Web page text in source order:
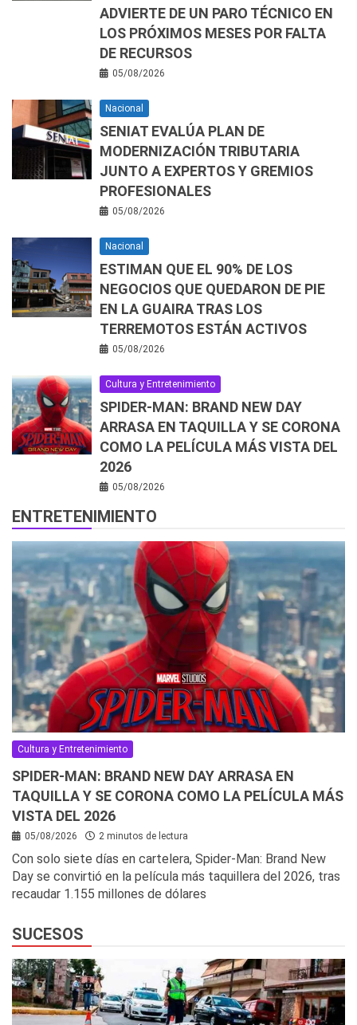
ADVIERTE DE UN PARO TÉCNICO EN
LOS PRÓXIMOS MESES POR FALTA
DE RECURSOS
05/08/2026
Nacional
SENIAT EVALÚA PLAN DE
MODERNIZACIÓN TRIBUTARIA
JUNTO A EXPERTOS Y GREMIOS
PROFESIONALES
05/08/2026
Nacional
ESTIMAN QUE EL 90% DE LOS
NEGOCIOS QUE QUEDARON DE PIE
EN LA GUAIRA TRAS LOS
TERREMOTOS ESTÁN ACTIVOS
05/08/2026
Cultura y Entretenimiento
SPIDER-MAN: BRAND NEW DAY
ARRASA EN TAQUILLA Y SE CORONA
COMO LA PELÍCULA MÁS VISTA DEL
2026
05/08/2026
ENTRETENIMIENTO
Cultura y Entretenimiento
SPIDER-MAN: BRAND NEW DAY ARRASA EN
TAQUILLA Y SE CORONA COMO LA PELÍCULA MÁS
VISTA DEL 2026
05/08/2026 2 minutos de lectura
Con solo siete días en cartelera, Spider-Man: Brand New
Day se convirtió en la película más taquillera del 2026, tras
recaudar 1.155 millones de dólares
SUCESOS